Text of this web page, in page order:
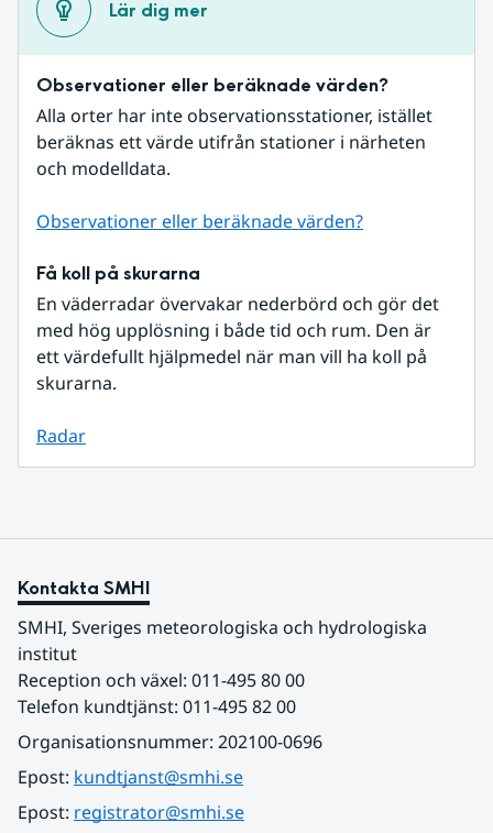
Lär dig mer
Observationer eller beräknade värden?
Alla orter har inte observationsstationer, istället
beräknas ett värde utifrån stationer i närheten
och modelldata.
Observationer eller beräknade värden?
Få koll på skurarna
En väderradar övervakar nederbörd och gör det
med hög upplösning i både tid och rum. Den är
ett värdefullt hjälpmedel när man vill ha koll på
skurarna.
Radar
Kontakta SMHI
SMHI, Sveriges meteorologiska och hydrologiska
institut
Reception och växel: 011-495 80 00
Telefon kundtjänst: 011-495 82 00
Organisationsnummer: 202100-0696
Epost: kundtjanst@smhi.se
Epost: registrator@smhi.se